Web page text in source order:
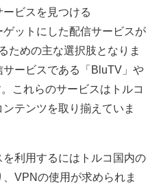
ビスを見つける
ットにした配信サービスが
ための主な選択肢となりま
ービスである「BluTV」や
これらのサービスはトルコ
テンツを取り揃えていま
利用するにはトルコ国内の
VPNの使用が求められま